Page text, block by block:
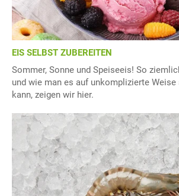
EIS SELBST ZUBEREITEN
Sommer, Sonne und Speiseeis! So
und wie man es auf unkomplizierte
kann, zeigen wir hier.